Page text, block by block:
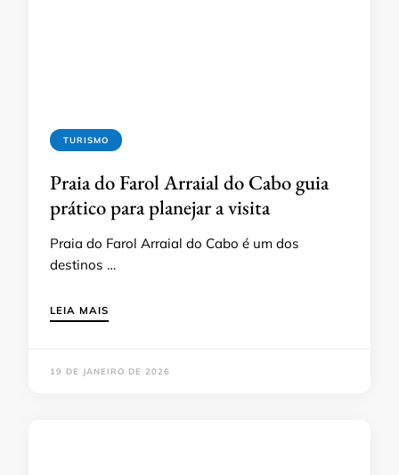
TURISMO
Praia do Farol Arraial do Cabo guia
prático para planejar a visita
Praia do Farol Arraial do Cabo é um dos
destinos …
LEIA MAIS
19 DE JANEIRO DE 2026